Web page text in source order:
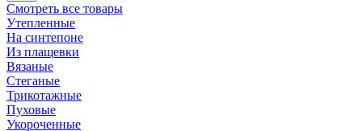
Смотреть все товары
Утепленные
На синтепоне
Из плащевки
Вязаные
Стеганые
Трикотажные
Пуховые
Укороченные